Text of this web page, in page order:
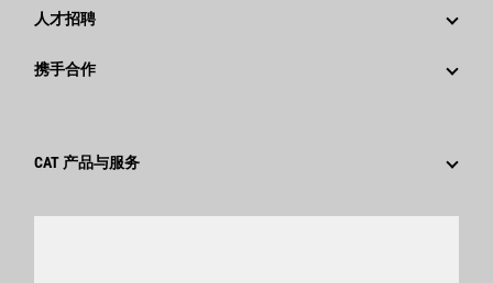
卡特彼勒 基金会
行为准则
创新
社交媒体
人才招聘
为什么选择卡特彼勒？
搜索和申请
携手合作
供应商
CAT 产品与服务